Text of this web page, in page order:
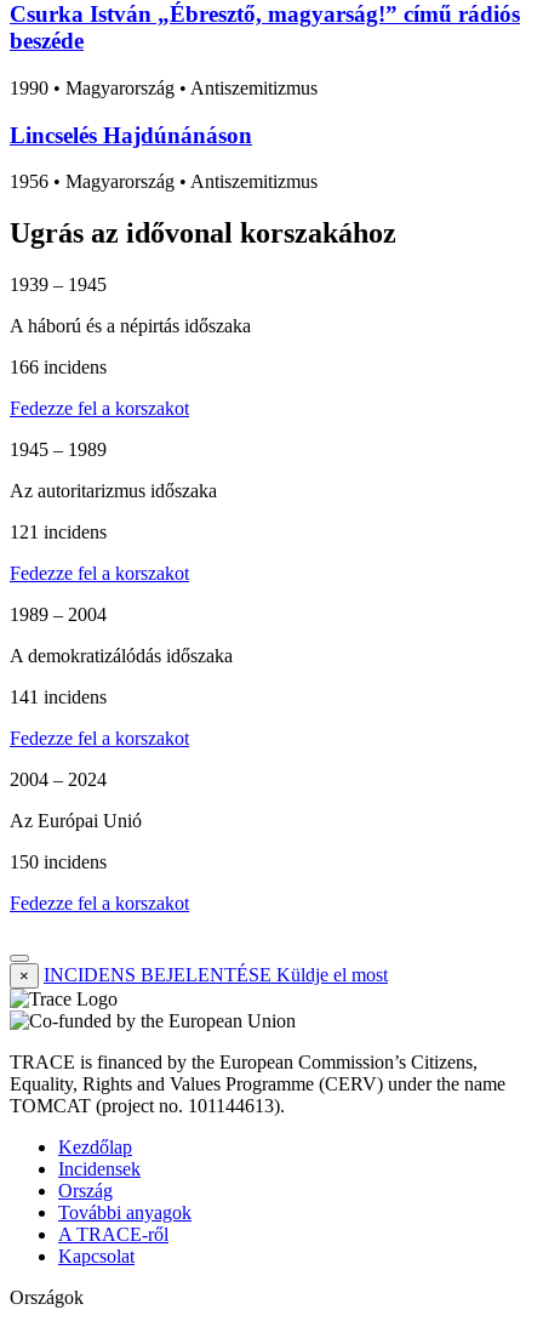
Csurka István „Ébresztő, magyarság!” című rádiós
beszéde
1990 • Magyarország • Antiszemitizmus
Lincselés Hajdúnánáson
1956 • Magyarország • Antiszemitizmus
Ugrás az idővonal korszakához
1939 – 1945
A háború és a népirtás időszaka
166 incidens
Fedezze fel a korszakot
1945 – 1989
Az autoritarizmus időszaka
121 incidens
Fedezze fel a korszakot
1989 – 2004
A demokratizálódás időszaka
141 incidens
Fedezze fel a korszakot
2004 – 2024
Az Európai Unió
150 incidens
Fedezze fel a korszakot
× INCIDENS BEJELENTÉSE Küldje el most
TRACE is financed by the European Commission’s Citizens,
Equality, Rights and Values Programme (CERV) under the name
TOMCAT (project no. 101144613).
Kezdőlap
Incidensek
Ország
További anyagok
A TRACE-ről
Kapcsolat
Országok